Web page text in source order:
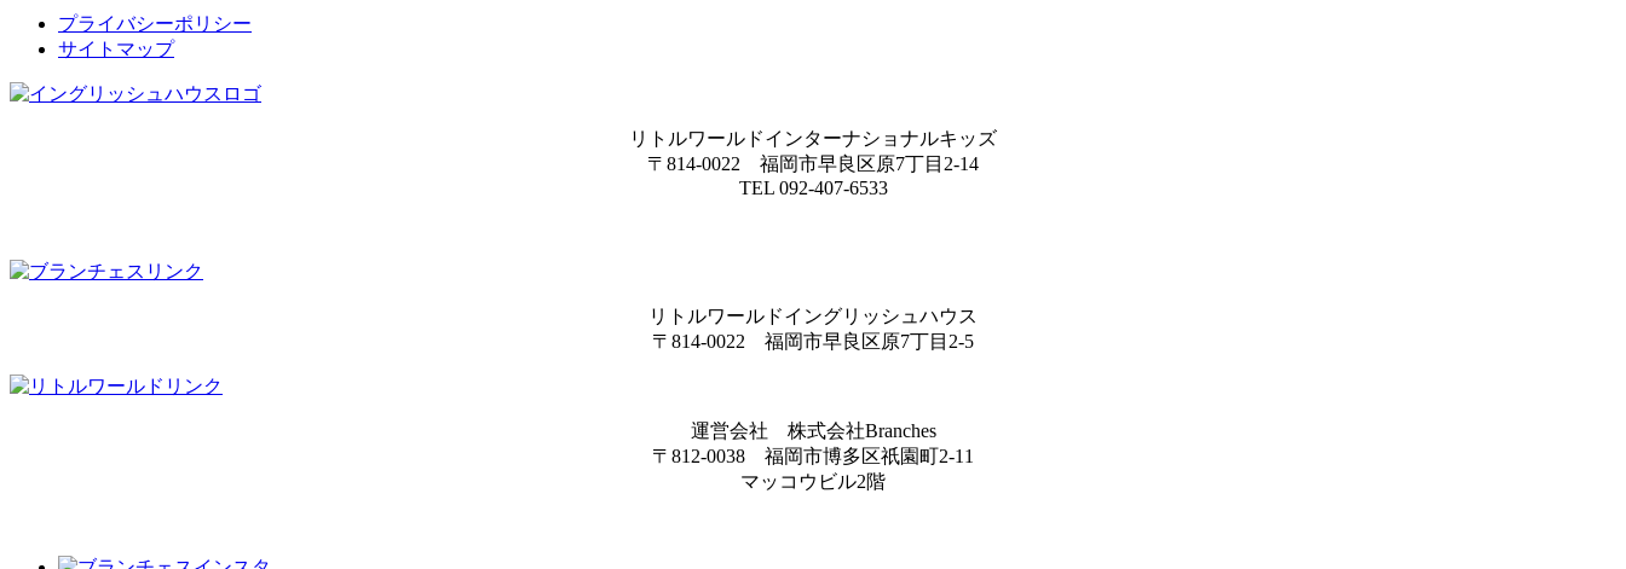
プライバシーポリシー
サイトマップ
リトルワールドインターナショナルキッズ
〒814-0022 福岡市早良区原7丁目2-14
TEL 092-407-6533
リトルワールドイングリッシュハウス
〒814-0022 福岡市早良区原7丁目2-5
運営会社 株式会社Branches
〒812-0038 福岡市博多区祇園町2-11
マッコウビル2階